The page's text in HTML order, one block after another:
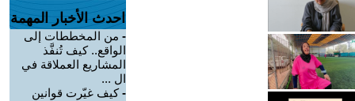
احدث الأخبار المهمة
- من المخططات إلى
الواقع.. كيف تُنفَّذ
المشاريع العملاقة في
ال ...
-كيف غيّرت قوانين